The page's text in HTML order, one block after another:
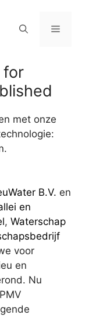
for
met onze
B.V. en
en
, Waterschap
voor
en
Nu